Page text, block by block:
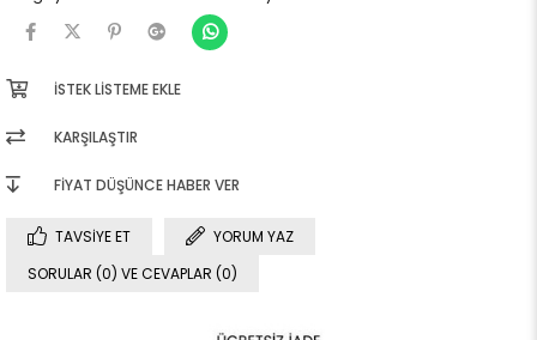
İSTEK LISTEME EKLE
KARŞILAŞTIR
FIYAT DÜŞÜNCE HABER VER
TAVSIYE ET
YORUM YAZ
SORULAR (0) VE CEVAPLAR (0)